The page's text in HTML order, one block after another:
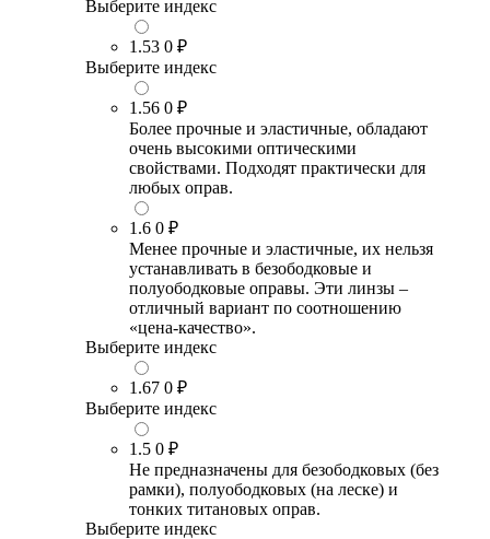
Выберите индекс
1.53 0 ₽
Выберите индекс
1.56 0 ₽
Более прочные и эластичные, обладают
очень высокими оптическими
свойствами. Подходят практически для
любых оправ.
1.6 0 ₽
Менее прочные и эластичные, их нельзя
устанавливать в безободковые и
полуободковые оправы. Эти линзы –
отличный вариант по соотношению
«цена-качество».
Выберите индекс
1.67 0 ₽
Выберите индекс
1.5 0 ₽
Не предназначены для безободковых (без
рамки), полуободковых (на леске) и
тонких титановых оправ.
Выберите индекс